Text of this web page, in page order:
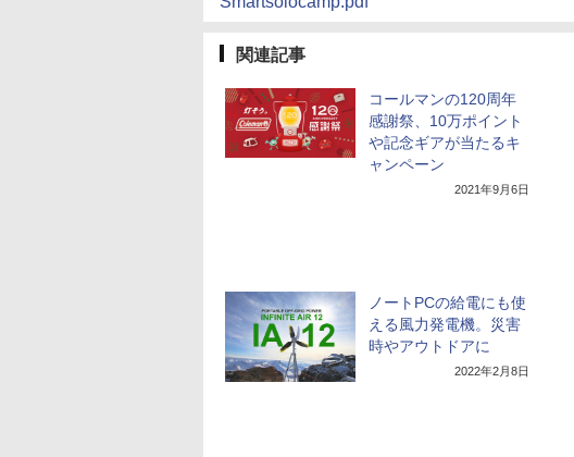
関連記事
コールマンの120周年
感謝祭、10万ポイント
や記念ギアが当たるキ
ャンペーン
2021年9月6日
ノートPCの給電にも使
える風力発電機。災害
時やアウトドアに
2022年2月8日